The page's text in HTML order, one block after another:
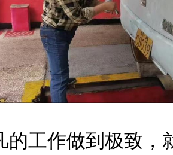
的工作做到极致，